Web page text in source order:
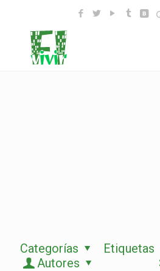
Categorías
Etiquetas
Autores